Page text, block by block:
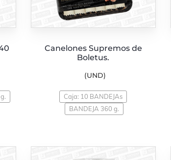
Canelones Supremos de
Boletus.
(UND)
Caja: 10 BANDEJAs
BANDEJA 360 g.